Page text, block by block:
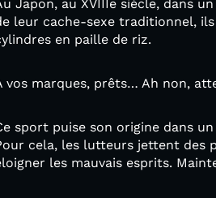
Japon, au XVIIIe siècle, dans
leur cache-sexe traditionnel,
en paille de riz.
vos marques, prêts… Ah non,
sport puise son origine dans
cela, les lutteurs jettent des
les mauvais esprits.